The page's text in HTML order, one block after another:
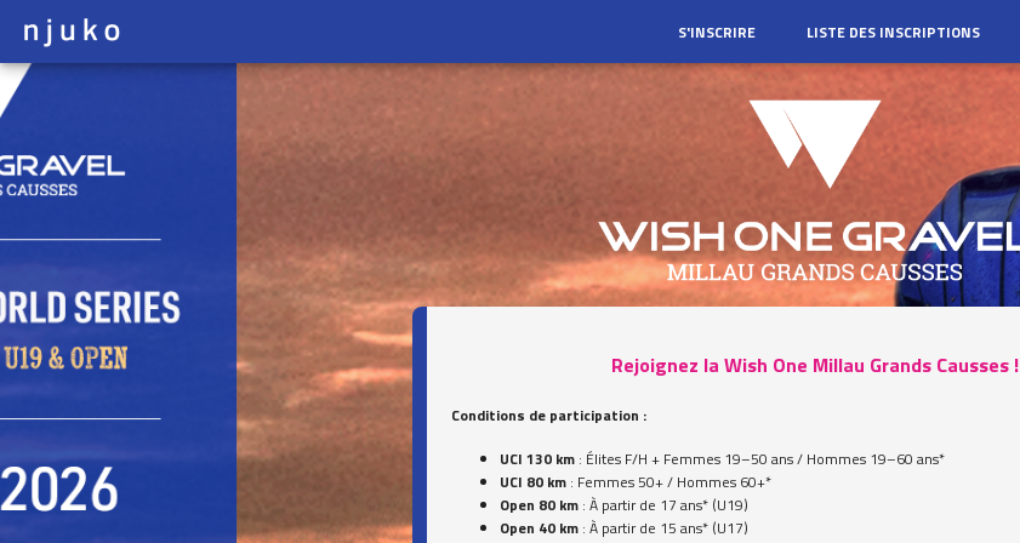
S'INSCRIRE LISTE DES INSCRIPTIONS
Rejoignez la Wish One Millau Grands Causses !
Conditions de participation :
UCI 130 km: Élites F/H + Femmes 19–50 ans / Hommes 19–60 ans*
UCI 80 km: Femmes 50+ / Hommes 60+*
Open 80 km: À partir de 17 ans* (U19)
Open 40 km: À partir de 15 ans* (U17)